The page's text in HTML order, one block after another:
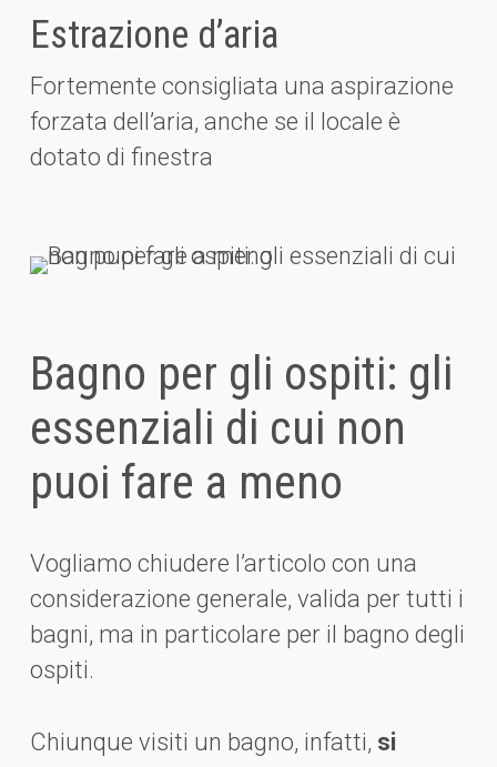
Estrazione d’aria
Fortemente consigliata una aspirazione
forzata dell’aria, anche se il locale è
dotato di finestra
Bagno per gli ospiti: gli
essenziali di cui non
puoi fare a meno
Vogliamo chiudere l’articolo con una
considerazione generale, valida per tutti i
bagni, ma in particolare per il bagno degli
ospiti.
Chiunque visiti un bagno, infatti, si